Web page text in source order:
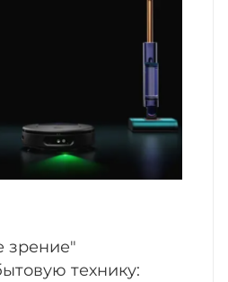
зрение"
технику: